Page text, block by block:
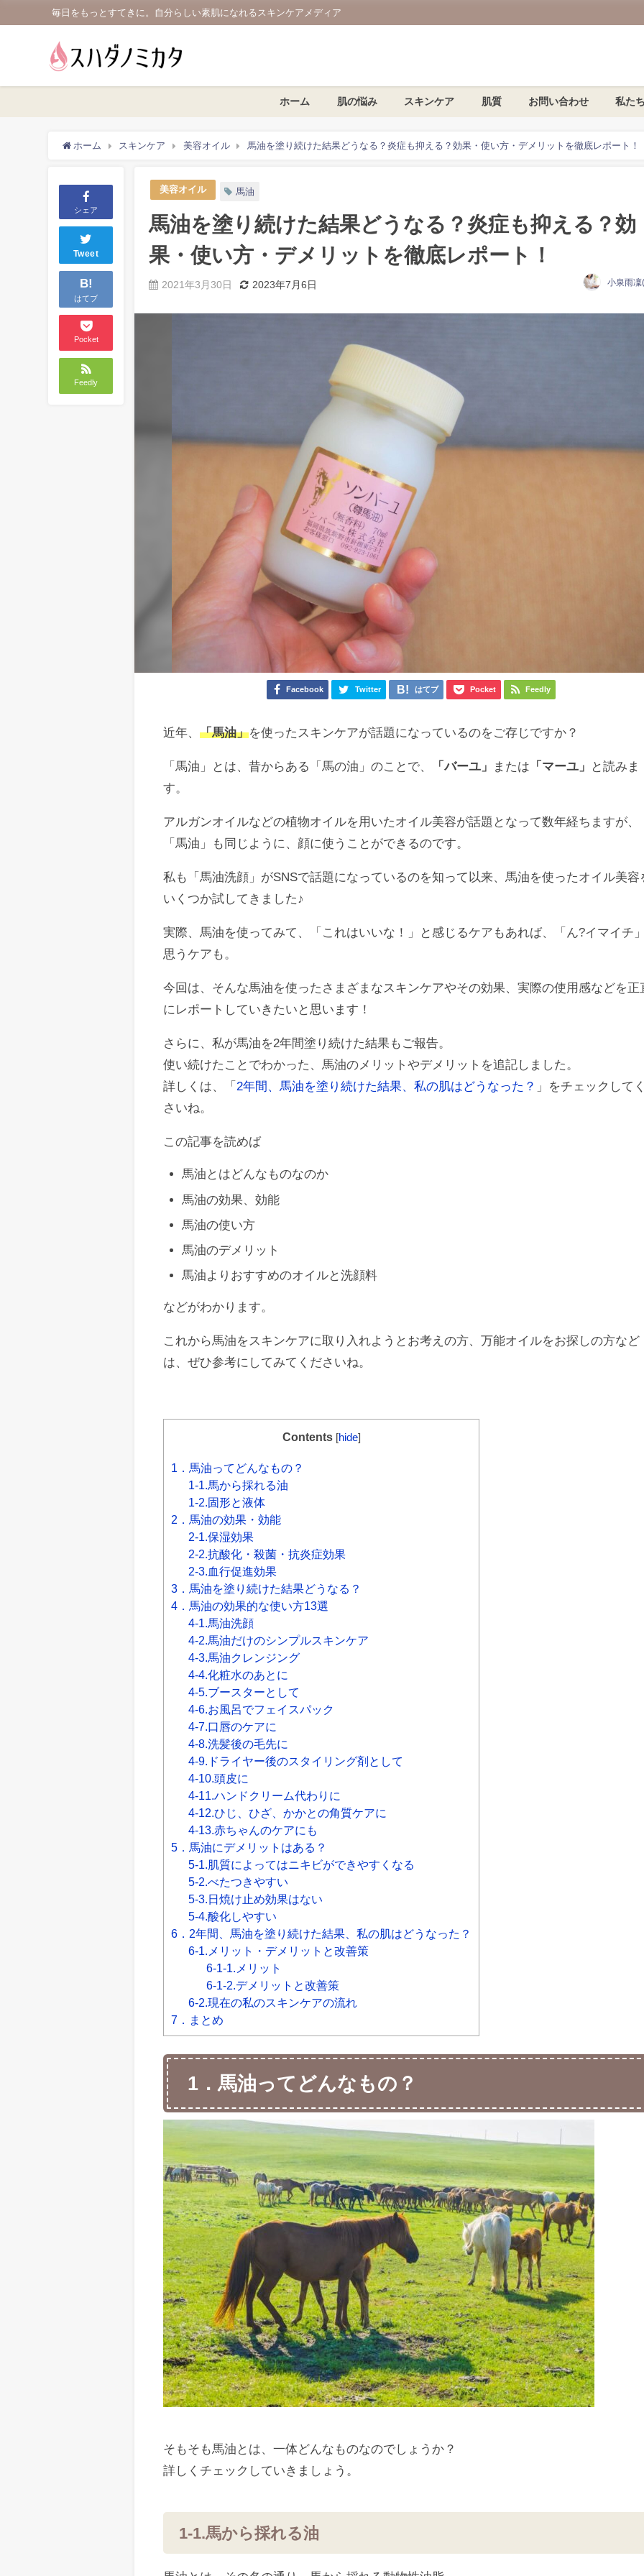
毎日をもっとすてきに。自分らしい素肌になれるスキンケアメディア
ホーム 肌の悩み スキンケア 肌質 お問い合わせ 私た
ホーム スキンケア 美容オイル 馬油を塗り続けた結果どうなる？炎症も抑える？効果・使い方・デメリットを徹底レポート！
シェア
Tweet
B!
はてブ
Pocket
Feedly
美容オイル 馬油
馬油を塗り続けた結果どうなる？炎症も抑える？効
果・使い方・デメリットを徹底レポート！
2021年3月30日 2023年7月6日 小泉雨凜
Facebook Twitter はてブ Pocket Feedly
近年、「馬油」を使ったスキンケアが話題になっているのをご存じですか？
「馬油」とは、昔からある「馬の油」のことで、 「バーユ」 または 「マーユ」
と読みま
す。
アルガンオイルなどの植物オイルを用いたオイル美容が話題となって数年経ちますが、
「馬油」も同じように、顔に使うことができるのです。
私も「馬油洗顔」がSNSで話題になっているのを知って以来、馬油を使ったオイル美容
いくつか試してきました♪
実際、馬油を使ってみて、「これはいいな！」と感じるケアもあれば、「ん?イマイチ
思うケアも。
今回は、そんな馬油を使ったさまざまなスキンケアやその効果、実際の使用感などを正
にレポートしていきたいと思います！
さらに、私が馬油を2年間塗り続けた結果もご報告。
使い続けたことでわかった、馬油のメリットやデメリットを追記しました。
詳しくは、「 2年間、馬油を塗り続けた結果、私の肌はどうなった？ 」をチェックして
さいね。
この記事を読めば
馬油とはどんなものなのか
馬油の効果、効能
馬油の使い方
馬油のデメリット
馬油よりおすすめのオイルと洗顔料
などがわかります。
これから馬油をスキンケアに取り入れようとお考えの方、万能オイルをお探しの方など
は、ぜひ参考にしてみてくださいね。
Contents hide]
1．馬油ってどんなもの？
1-1.馬から採れる油
1-2.固形と液体
2．馬油の効果・効能
2-1.保湿効果
2-2.抗酸化・殺菌・抗炎症効果
2-3.血行促進効果
3．馬油を塗り続けた結果どうなる？
4．馬油の効果的な使い方13選
4-1.馬油洗顔
4-2.馬油だけのシンプルスキンケア
4-3.馬油クレンジング
4-4.化粧水のあとに
4-5.ブースターとして
4-6.お風呂でフェイスパック
4-7.口唇のケアに
4-8.洗髪後の毛先に
4-9.ドライヤー後のスタイリング剤として
4-10.頭皮に
4-11.ハンドクリーム代わりに
4-12.ひじ、ひざ、かかとの角質ケアに
4-13.赤ちゃんのケアにも
5．馬油にデメリットはある？
5-1.肌質によってはニキビができやすくなる
5-2.べたつきやすい
5-3.日焼け止め効果はない
5-4.酸化しやすい
6．2年間、馬油を塗り続けた結果、私の肌はどうなった？
6-1.メリット・デメリットと改善策
6-1-1.メリット
6-1-2.デメリットと改善策
6-2.現在の私のスキンケアの流れ
7．まとめ
1．馬油ってどんなもの？
そもそも馬油とは、一体どんなものなのでしょうか？
詳しくチェックしていきましょう。
1-1.馬から採れる油